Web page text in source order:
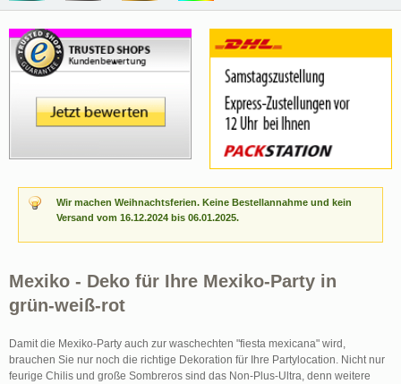
Wir machen Weihnachtsferien. Keine Bestellannahme und kein
Versand vom 16.12.2024 bis 06.01.2025.
Mexiko - Deko für Ihre Mexiko-Party in
grün-weiß-rot
Damit die Mexiko-Party auch zur waschechten "fiesta mexicana" wird,
brauchen Sie nur noch die richtige Dekoration für Ihre Partylocation. Nicht nur
feurige Chilis und große Sombreros sind das Non-Plus-Ultra, denn weitere